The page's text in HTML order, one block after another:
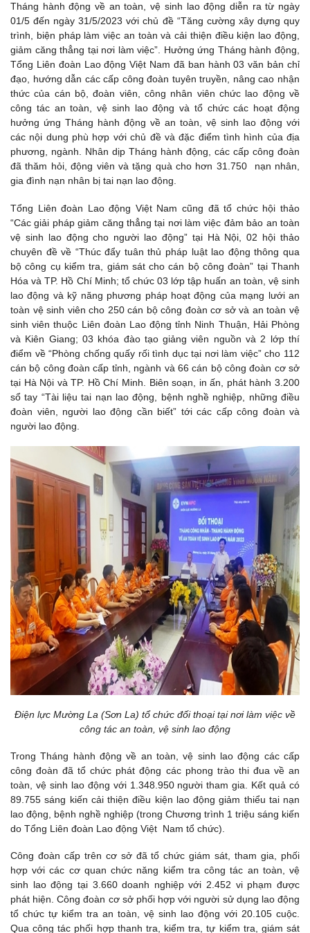
Tháng hành động về an toàn, vệ sinh lao động diễn ra từ ngày
01/5 đến ngày 31/5/2023 với chủ đề “Tăng cường xây dựng quy
trình, biện pháp làm việc an toàn và cải thiện điều kiện lao động,
giảm căng thẳng tại nơi làm việc”. Hưởng ứng Tháng hành động,
Tổng Liên đoàn Lao động Việt Nam đã ban hành 03 văn bản chỉ
đạo, hướng dẫn các cấp công đoàn tuyên truyền, nâng cao nhận
thức của cán bộ, đoàn viên, công nhân viên chức lao động về
công tác an toàn, vệ sinh lao động và tổ chức các hoạt động
hưởng ứng Tháng hành động về an toàn, vệ sinh lao động với
các nội dung phù hợp với chủ đề và đặc điểm tình hình của địa
phương, ngành. Nhân dịp Tháng hành động, các cấp công đoàn
đã thăm hỏi, động viên và tặng quà cho hơn 31.750 nạn nhân,
gia đình nạn nhân bị tai nạn lao động.
Tổng Liên đoàn Lao động Việt Nam cũng đã tổ chức hội thảo
“Các giải pháp giảm căng thẳng tại nơi làm việc đảm bảo an toàn
vệ sinh lao động cho người lao động” tại Hà Nội, 02 hội thảo
chuyên đề về “Thúc đẩy tuân thủ pháp luật lao động thông qua
bộ công cụ kiểm tra, giám sát cho cán bộ công đoàn” tại Thanh
Hóa và TP. Hồ Chí Minh; tổ chức 03 lớp tập huấn an toàn, vệ sinh
lao động và kỹ năng phương pháp hoạt động của mạng lưới an
toàn vệ sinh viên cho 250 cán bộ công đoàn cơ sở và an toàn vệ
sinh viên thuộc Liên đoàn Lao động tỉnh Ninh Thuận, Hải Phòng
và Kiên Giang; 03 khóa đào tạo giảng viên nguồn và 2 lớp thí
điểm về “Phòng chống quấy rối tình dục tại nơi làm việc” cho 112
cán bộ công đoàn cấp tỉnh, ngành và 66 cán bộ công đoàn cơ sở
tại Hà Nội và TP. Hồ Chí Minh. Biên soạn, in ấn, phát hành 3.200
sổ tay “Tài liệu tai nạn lao động, bệnh nghề nghiệp, những điều
đoàn viên, người lao động cần biết” tới các cấp công đoàn và
người lao động.
Điện lực Mường La (Sơn La) tổ chức đối thoại tại nơi làm việc về
công tác an toàn, vệ sinh lao động
Trong Tháng hành động về an toàn, vệ sinh lao động các cấp
công đoàn đã tổ chức phát động các phong trào thi đua về an
toàn, vệ sinh lao động với 1.348.950 người tham gia. Kết quả có
89.755 sáng kiến cải thiện điều kiện lao động giảm thiểu tai nạn
lao động, bệnh nghề nghiệp (trong Chương trình 1 triệu sáng kiến
do Tổng Liên đoàn Lao động Việt Nam tổ chức).
Công đoàn cấp trên cơ sở đã tổ chức giám sát, tham gia, phối
hợp với các cơ quan chức năng kiểm tra công tác an toàn, vệ
sinh lao động tại 3.660 doanh nghiệp với 2.452 vi phạm được
phát hiện. Công đoàn cơ sở phối hợp với người sử dụng lao động
tổ chức tự kiểm tra an toàn, vệ sinh lao động với 20.105 cuộc.
Qua công tác phối hợp thanh tra, kiểm tra, tự kiểm tra, giám sát